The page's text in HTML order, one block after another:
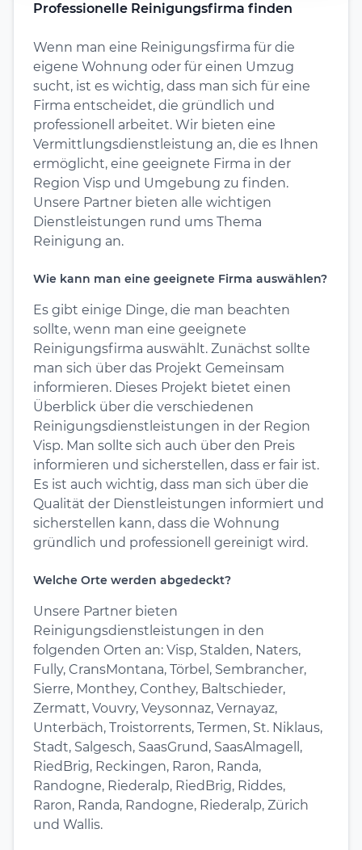
Professionelle Reinigungsfirma finden
Wenn man eine Reinigungsfirma für die
eigene Wohnung oder für einen Umzug
sucht, ist es wichtig, dass man sich für eine
Firma entscheidet, die gründlich und
professionell arbeitet. Wir bieten eine
Vermittlungsdienstleistung an, die es Ihnen
ermöglicht, eine geeignete Firma in der
Region Visp und Umgebung zu finden.
Unsere Partner bieten alle wichtigen
Dienstleistungen rund ums Thema
Reinigung an.
Wie kann man eine geeignete Firma auswählen?
Es gibt einige Dinge, die man beachten
sollte, wenn man eine geeignete
Reinigungsfirma auswählt. Zunächst sollte
man sich über das Projekt Gemeinsam
informieren. Dieses Projekt bietet einen
Überblick über die verschiedenen
Reinigungsdienstleistungen in der Region
Visp. Man sollte sich auch über den Preis
informieren und sicherstellen, dass er fair ist.
Es ist auch wichtig, dass man sich über die
Qualität der Dienstleistungen informiert und
sicherstellen kann, dass die Wohnung
gründlich und professionell gereinigt wird.
Welche Orte werden abgedeckt?
Unsere Partner bieten
Reinigungsdienstleistungen in den
folgenden Orten an: Visp, Stalden, Naters,
Fully, CransMontana, Törbel, Sembrancher,
Sierre, Monthey, Conthey, Baltschieder,
Zermatt, Vouvry, Veysonnaz, Vernayaz,
Unterbäch, Troistorrents, Termen, St. Niklaus,
Stadt, Salgesch, SaasGrund, SaasAlmagell,
RiedBrig, Reckingen, Raron, Randa,
Randogne, Riederalp, RiedBrig, Riddes,
Raron, Randa, Randogne, Riederalp, Zürich
und Wallis.